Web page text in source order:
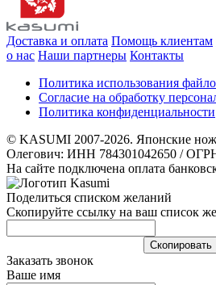
Доставка и оплата Помощь клиентам
о нас Наши партнеры Контакты
Политика использования
Согласие на обработку
Политика конфиденциальности
© KASUMI 2007-2026. Японские
Олегович: ИНН 784301042650 /
На сайте подключена оплата
Поделиться списком желаний
Скопируйте ссылку на ваш список
Cкопировать
Заказать звонок
Ваше имя